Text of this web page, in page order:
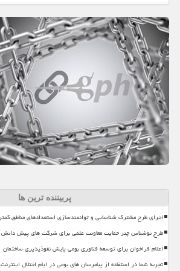
پربیننده ترین ها
اجرای طرح مشترک شناسایی و توانمندسازی استعدادهای مناطق
طرح نوشناس چتر حمایت معاونت علمی برای شرکت های پیش دانش
اعلام فراخوان برای توسعه فناوری بومی پایش نفوذپذیری ساختمان
تجربه شما در استفاده از پیامرسان های بومی در ایام اختلال